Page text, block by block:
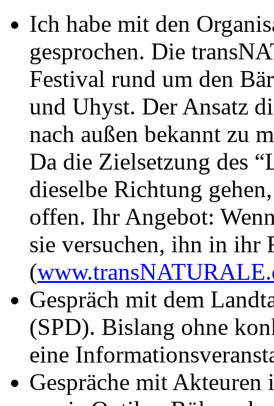
Ich habe mit den
gesprochen. Die
Festival rund um den
und Uhyst. Der Ansatz
nach außen bekannt zu
Da die Zielsetzung des
dieselbe Richtung
offen. Ihr Angebot:
sie versuchen, ihn in ihr
(
Gespräch mit dem
(SPD). Bislang ohne
eine
Gespräche mit